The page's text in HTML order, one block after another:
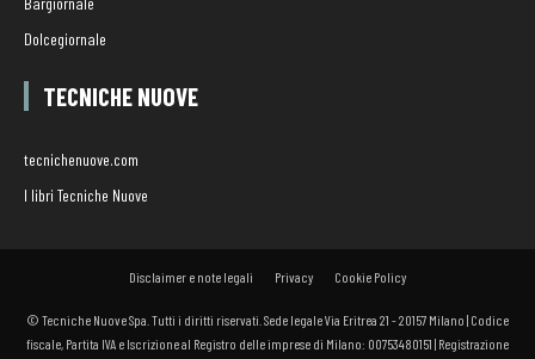
Dolcegiornale
TECNICHE NUOVE
tecnichenuove.com
I libri Tecniche Nuove
Disclaimer e note legali Privacy Cookie Policy
© Tecniche Nuove Spa. Tutti i diritti riservati. Sede legale Via Eritrea 21 - 20157 Milano | Codice
fiscale, Partita IVA e Iscrizione al Registro delle imprese di Milano: 00753480151 | Registrazione